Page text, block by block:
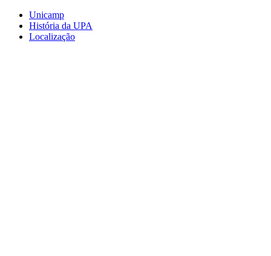
Conteúdo principal
Unicamp
História da UPA
Localização